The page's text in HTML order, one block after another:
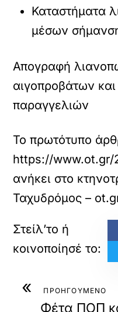
Καταστήματα
μέσων
Απογραφή
αιγοπροβάτων και
παραγγελιών
Το πρωτότυπο
https://
ανήκει στο
Ταχυδρόμος –
« ΠΡΟΗΓΟΥΜΕΝΟ
Φέτα ΠΟΠ